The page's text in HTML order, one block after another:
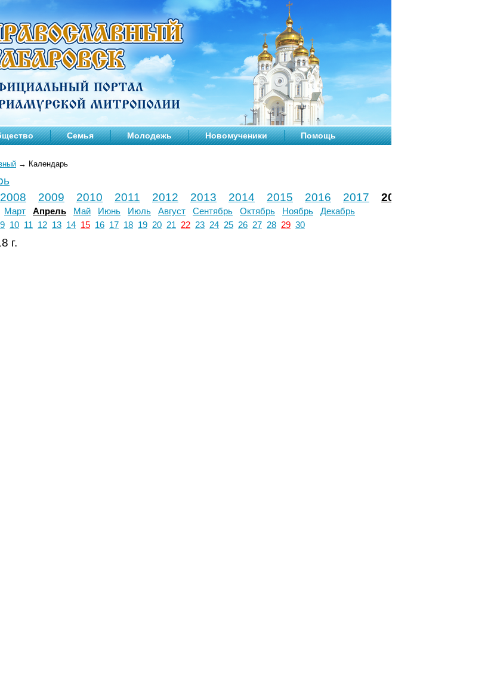
Семья Молодежь Новомученики Помощь
→ Календарь
2008 2009 2010 2011 2012 2013 2014 2015 2016 2017 2018
Март Апрель Май Июнь Июль Август Сентябрь Октябрь Ноябрь
Декабрь
9 10 11 12 13 14 15 16 17 18 19 20 21 22 23 24 25 26 27 28 29 30
г.